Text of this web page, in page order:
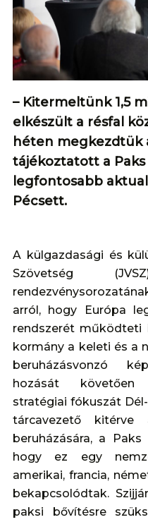
– Kitermeltünk 1,5
elkészült a résfal
héten megkezdtük
tájékoztatott a
legfontosabb
Pécsett.
A külgazdasági és
Szövetség
arról, hogy Európa
rendszerét működteti
kormány a keleti és a
beruházásvonzó
hozását követően
stratégiai fókuszát
tárcavezető kitérve
beruházására, a
hogy ez egy
amerikai, francia,
bekapcsolódtak.
paksi bővítésre